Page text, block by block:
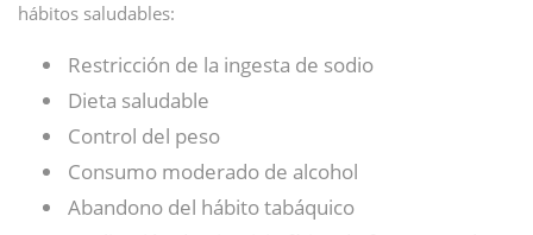
hábitos saludables:
Restricción de la ingesta de sodio
Dieta saludable
Control del peso
Consumo moderado de alcohol
Abandono del hábito tabáquico